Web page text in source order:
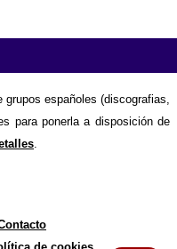
españoles (discografias,
para ponerla a disposición de